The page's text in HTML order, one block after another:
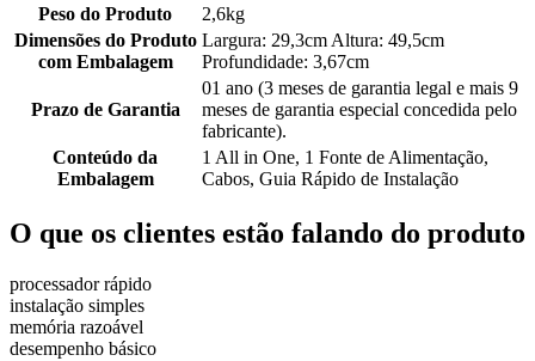
Peso do Produto
2,6kg
Dimensões do Produto
com Embalagem
Largura: 29,3cm Altura: 49,5cm
Profundidade: 3,67cm
Prazo de Garantia
01 ano (3 meses de garantia legal e mais 9
meses de garantia especial concedida pelo
fabricante).
Conteúdo da
Embalagem
1 All in One, 1 Fonte de Alimentação,
Cabos, Guia Rápido de Instalação
O que os clientes estão falando do produto
processador rápido
instalação simples
memória razoável
desempenho básico